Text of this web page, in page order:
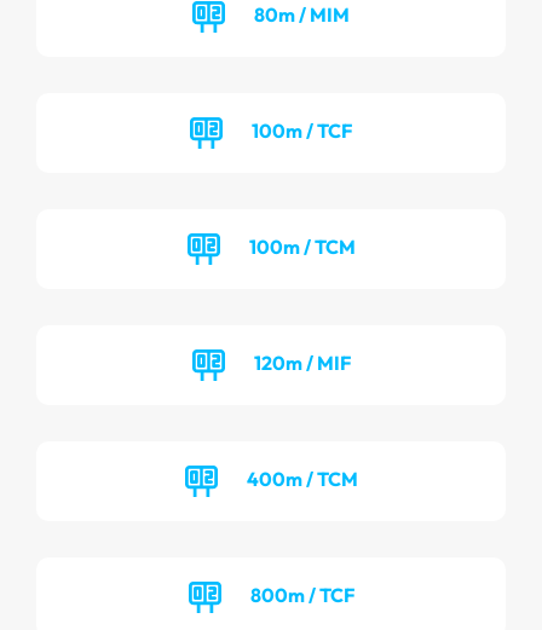
80m / MIM
100m / TCF
100m / TCM
120m / MIF
400m / TCM
800m / TCF